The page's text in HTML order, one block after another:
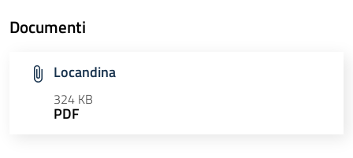
Documenti
Locandina
324 KB
PDF